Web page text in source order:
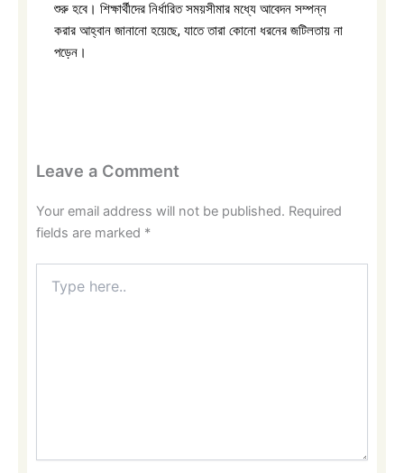
শুরু হবে। শিক্ষার্থীদের নির্ধারিত সময়সীমার মধ্যে আবেদন সম্পন্ন
করার আহ্বান জানানো হয়েছে, যাতে তারা কোনো ধরনের জটিলতায় না
পড়েন।
Leave a Comment
Your email address will not be published. Required
fields are marked *
here..